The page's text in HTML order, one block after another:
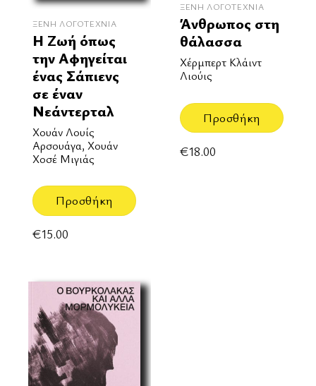
ΞΈΝΗ ΛΟΓΟΤΕΧΝΊΑ
Η Ζωή όπως
την Αφηγείται
ένας Σάπιενς
σε έναν
Νεάντερταλ
Χουάν Λουίς
Αρσουάγα, Χουάν
Χοσέ Μιγιάς
Προσθήκη
€15.00
ΞΈΝΗ ΛΟΓΟΤΕΧΝΊΑ
Άνθρωπος στη
θάλασσα
Χέρμπερτ Κλάιντ
Λιούις
Προσθήκη
€18.00